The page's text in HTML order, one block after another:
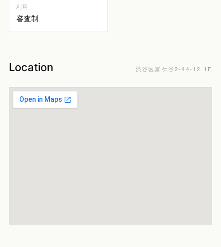
利用
審査制
Location 渋谷区富ケ谷2-44-12 1F